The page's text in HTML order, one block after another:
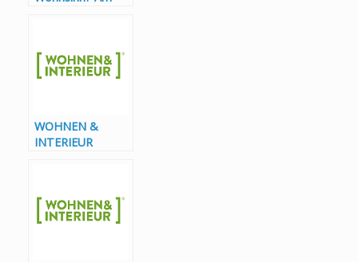
WOHNEN &
INTERIEUR
HOME“